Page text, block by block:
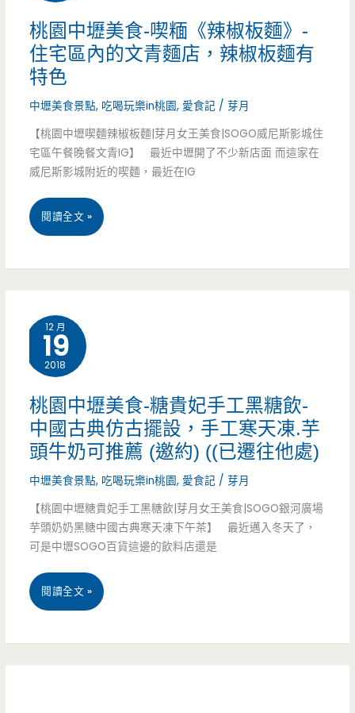
LOHASS
樂
活
事
鮮
果
茶-
我
樂
活
回
來
了，
這
次
有
桃園中壢美食-喫糆《辣椒板麵》-
住宅區內的文青麵店，辣椒板麵有
特色
中壢美食景點, 吃喝玩樂in桃園, 愛食記 /芽月
【桃園中壢喫麵辣椒板麵|芽月女王美食|SOGO威尼斯影城住
宅區午餐晚餐文青IG】 最近中壢開了不少新店面 而這家在
威尼斯影城附近的喫麵，最近在IG
桃
美
食-
喫
糆
《辣
椒
板
麵》-
住
宅
閱讀全文 »
12 月
19
2018
桃園中壢美食-糖貴妃手工黑糖飲-
中國古典仿古擺設，手工寒天凍.芋
頭牛奶可推薦 (邀約) ((已遷往他處)
中壢美食景點, 吃喝玩樂in桃園, 愛食記 /芽月
【桃園中壢糖貴妃手工黑糖飲|芽月女王美食|SOGO銀河廣場
芋頭奶奶黑糖中國古典寒天凍下午茶】 最近邁入冬天了，
可是中壢SOGO百貨這邊的飲料店還是
桃
閱讀全文 »